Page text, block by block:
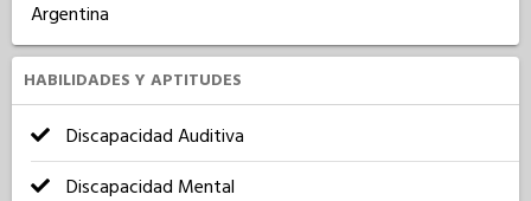
Argentina
HABILIDADES Y APTITUDES
Discapacidad Auditiva
Discapacidad Mental